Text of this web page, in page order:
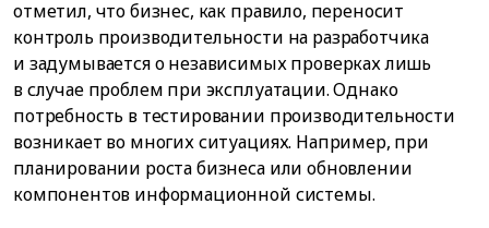
отметил, что бизнес, как правило, переносит
контроль производительности на разработчика
и задумывается о независимых проверках лишь
в случае проблем при эксплуатации. Однако
потребность в тестировании производительности
возникает во многих ситуациях. Например, при
планировании роста бизнеса или обновлении
компонентов информационной системы.